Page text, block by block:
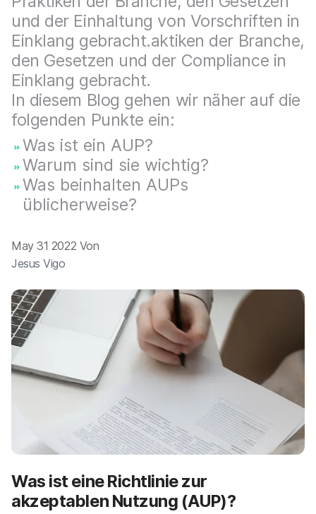
u
p
t
i
n
h
a
t
e
n
und der Einhaltung von Vorschriften in
Einklang gebracht.aktiken der Branche,
den Gesetzen und der Compliance in
Einklang gebracht.
In diesem Blog gehen wir näher auf die
folgenden Punkte ein:
Was ist ein AUP?
Warum sind sie wichtig?
Was beinhalten AUPs
üblicherweise?
May 31 2022 Von
Jesus Vigo
Was ist eine Richtlinie zur
akzeptablen Nutzung (AUP)?